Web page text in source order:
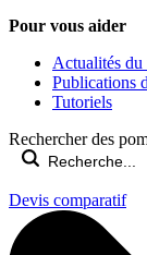
Pour vous aider
Actualités du
Publications
Tutoriels
Rechercher des
Devis comparatif